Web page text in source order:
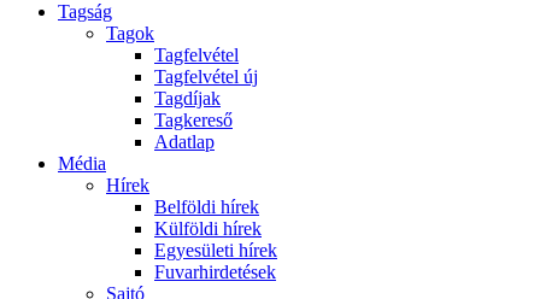
Tagság
Tagok
Tagfelvétel
Tagfelvétel új
Tagdíjak
Tagkereső
Adatlap
Média
Hírek
Belföldi hírek
Külföldi hírek
Egyesületi hírek
Fuvarhirdetések
Sajtó